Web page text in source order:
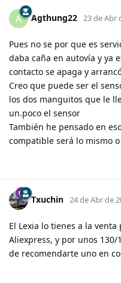
A Agthung22 23 de Abr
Pues no se por que es
daba caña en autovía y ya
contacto se apaga y
Creo que puede ser el
los dos manguitos que le
un.poco el sensor
También he pensado en
compatible será lo mismo
Txuchin 24 de Abr de
El Lexia lo tienes a la
Aliexpress, y por unos 130/
de recomendarte uno en